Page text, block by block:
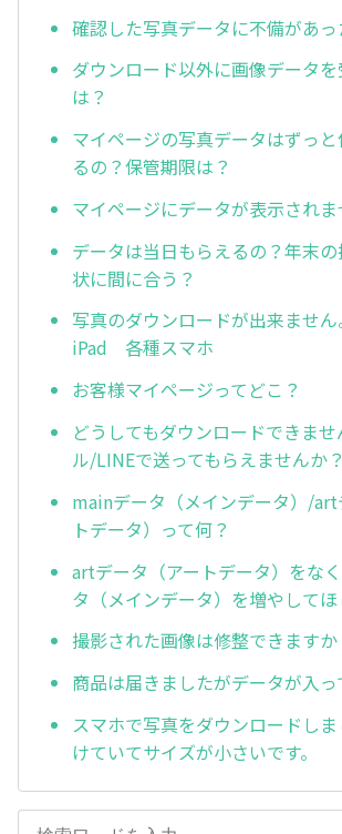
確認した写真データに不備があっ
ダウンロード以外に画像データ
は？
マイページの写真データはずっ
るの？保管期限は？
マイページにデータが表示されま
データは当日もらえるの？年末
状に間に合う？
写真のダウンロードが出来ませ
iPad 各種スマホ
お客様マイページってどこ？
どうしてもダウンロードできませ
ル/LINEで送ってもらえませんか？
mainデータ（メインデータ）/art
トデータ）って何？
artデータ（アートデータ）をな
タ（メインデータ）を増やしてほ
撮影された画像は修整できますか
商品は届きましたがデータが入っ
スマホで写真をダウンロードし
けていてサイズが小さいです。